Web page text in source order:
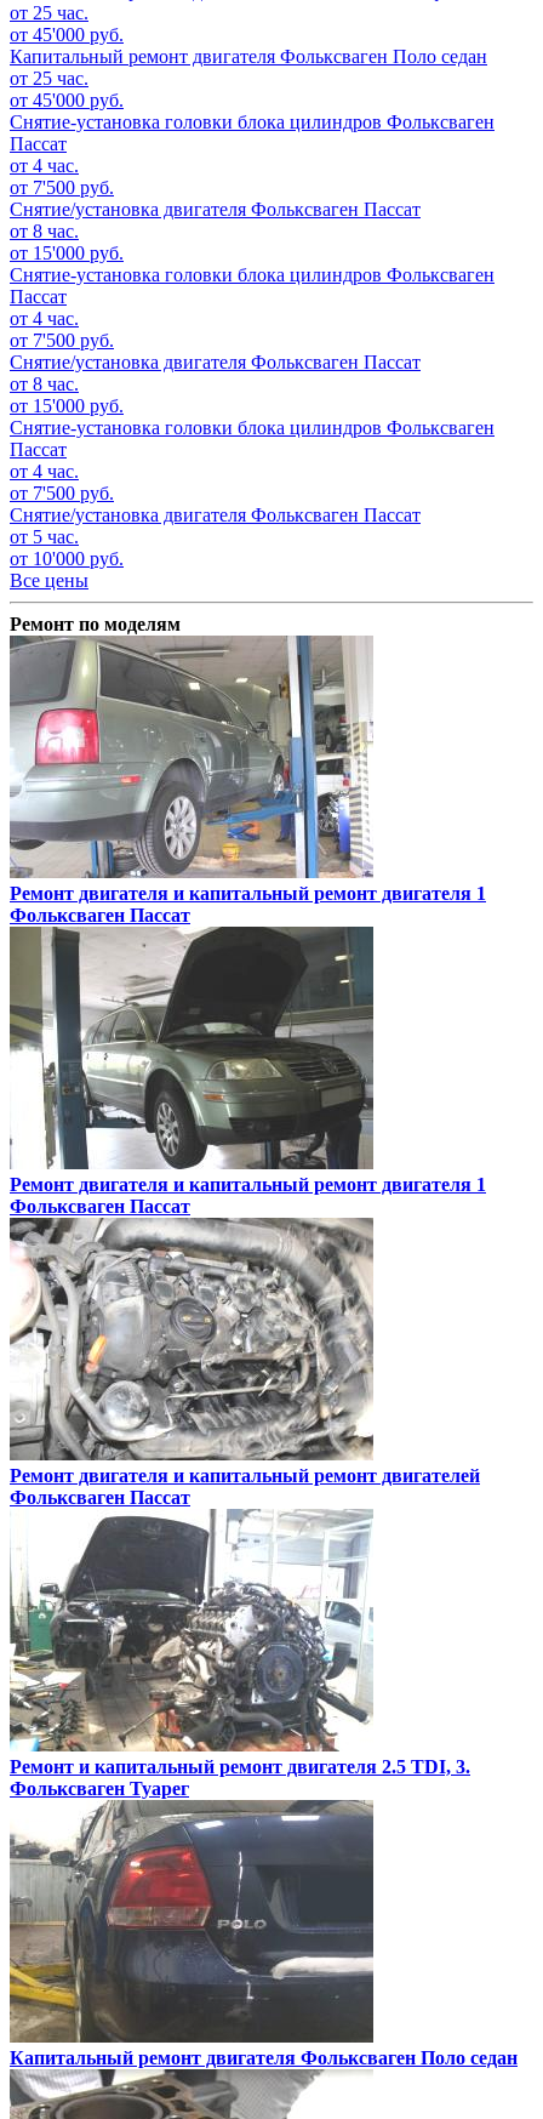
от 25 час.
от 45'000 руб.
Капитальный ремонт двигателя Фольксваген Поло седан
от 25 час.
от 45'000 руб.
Снятие-установка головки блока цилиндров Фольксваген
Пассат
от 4 час.
от 7'500 руб.
Снятие/установка двигателя Фольксваген Пассат
от 8 час.
от 15'000 руб.
Снятие-установка головки блока цилиндров Фольксваген
Пассат
от 4 час.
от 7'500 руб.
Снятие/установка двигателя Фольксваген Пассат
от 8 час.
от 15'000 руб.
Снятие-установка головки блока цилиндров Фольксваген
Пассат
от 4 час.
от 7'500 руб.
Снятие/установка двигателя Фольксваген Пассат
от 5 час.
от 10'000 руб.
Все цены
Ремонт по моделям
Ремонт двигателя и капитальный ремонт двигателя 1
Фольксваген Пассат
Ремонт двигателя и капитальный ремонт двигателя 1
Фольксваген Пассат
Ремонт двигателя и капитальный ремонт двигателей
Фольксваген Пассат
Ремонт и капитальный ремонт двигателя 2.5 TDI, 3.
Фольксваген Туарег
Капитальный ремонт двигателя Фольксваген Поло седан